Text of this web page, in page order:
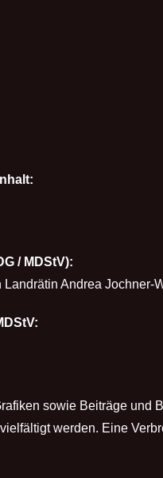
:
/ MDStV):
Andrea Jochner-
sowie Beiträge
werden. Eine